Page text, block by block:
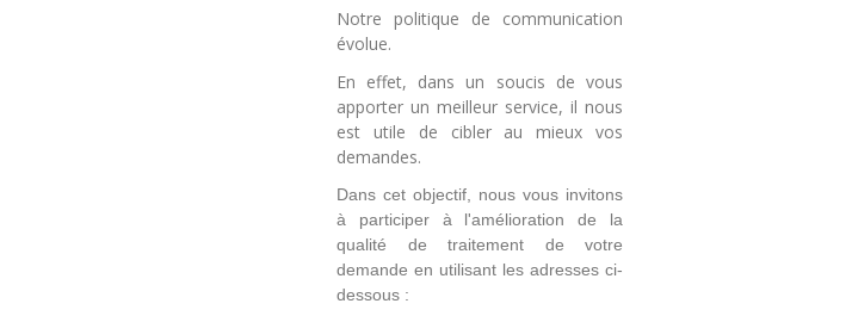
Notre politique de communication
évolue.
En effet, dans un soucis de vous
apporter un meilleur service, il nous
est utile de cibler au mieux vos
demandes.
Dans cet objectif, nous vous invitons
à participer à l'amélioration de la
qualité de traitement de votre
demande en utilisant les adresses ci-
dessous :